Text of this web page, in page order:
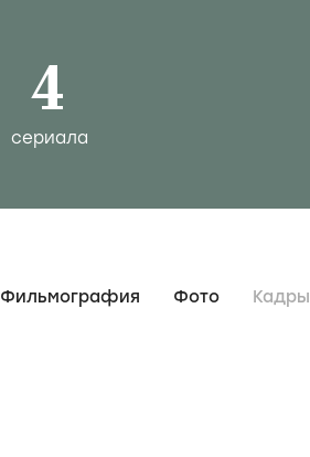
4
сериала
Фильмография Фото Кадры